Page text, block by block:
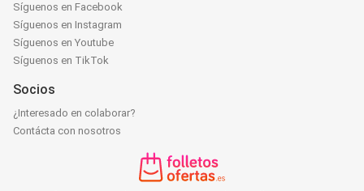
Síguenos en Facebook
Síguenos en Instagram
Síguenos en Youtube
Síguenos en TikTok
Socios
¿Interesado en colaborar?
Contácta con nosotros